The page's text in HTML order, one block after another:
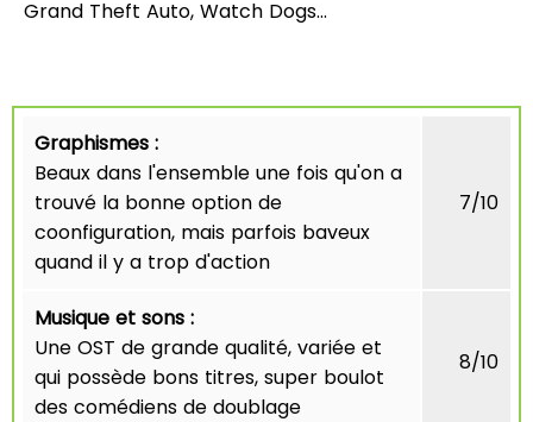
Grand Theft Auto, Watch Dogs...
Graphismes :
Beaux dans l'ensemble une fois qu'on a
trouvé la bonne option de
coonfiguration, mais parfois baveux
quand il y a trop d'action
7/10
Musique et sons :
Une OST de grande qualité, variée et
qui possède bons titres, super boulot
des comédiens de doublage
8/10